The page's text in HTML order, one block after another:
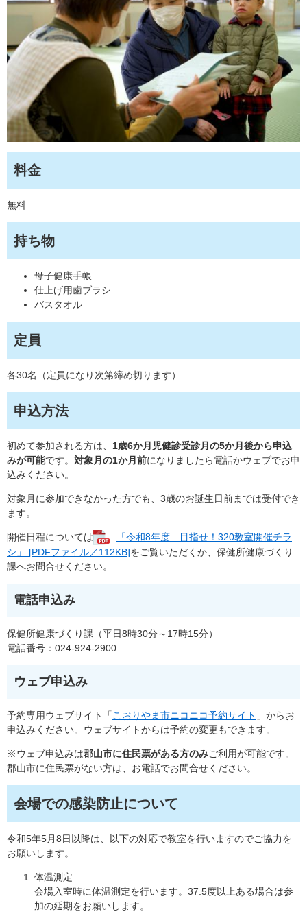
料金
無料
持ち物
母子健康手帳
仕上げ用歯ブラシ
バスタオル
定員
各30名（定員になり次第締め切ります）
申込方法
初めて参加される方は、 1歳6か月児健診受診月の5か月後から申込
みが可能です。 対象月の1か月前になりましたら電話かウェブでお申
込みください。
対象月に参加できなかった方でも、3歳のお誕生日前までは受付でき
ます。
開催日程については
「令和8年度 目指せ！320教室開催チラ
シ」 [PDFファイル／112KB]をご覧いただくか、保健所健康づくり
課へお問合せください。
電話申込み
保健所健康づくり課（平日8時30分～17時15分）
電話番号：024-924-2900
ウェブ申込み
予約専用ウェブサイト「 こおりやま市ニコニコ予約サイト 」からお
申込みください。ウェブサイトからは予約の変更もできます。
※ウェブ申込みは郡山市に住民票がある方のみご利用が可能です。
郡山市に住民票がない方は、お電話でお問合せください。
会場での感染防止について
令和5年5月8日以降は、以下の対応で教室を行いますのでご協力を
お願いします。
体温測定
会場入室時に体温測定を行います。37.5度以上ある場合は参
加の延期をお願いします。